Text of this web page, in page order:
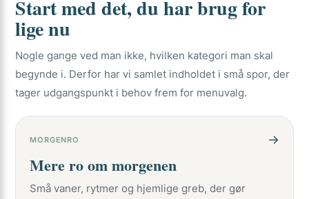
Start med det, du har brug for
lige nu
Nogle gange ved man ikke, hvilken kategori man skal
begynde i. Derfor har vi samlet indholdet i små spor, der
tager udgangspunkt i behov frem for menuvalg.
MORGENRO →
Mere ro om morgenen
Små vaner, rytmer og hjemlige greb, der gør